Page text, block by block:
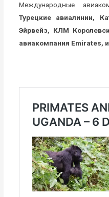
Международные
Турецкие авиалинии,
Эйрвейз, КЛМ
авиакомпания Emirates,